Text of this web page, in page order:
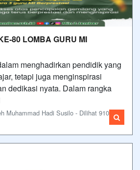
80 LOMBA GURU MI
menghadirkan pendidik yang
tetapi juga menginspirasi
dedikasi nyata. Dalam rangka
Muhammad Hadi Susilo - Dilihat 910